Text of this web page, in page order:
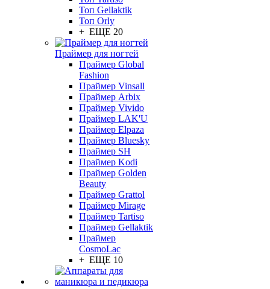
Топ Gellaktik
Топ Orly
+ ЕЩЕ 20
Праймер для ногтей
Праймер Global
Fashion
Праймер Vinsall
Праймер Arbix
Праймер Vivido
Праймер LAK'U
Праймер Elpaza
Праймер Bluesky
Праймер SH
Праймер Kodi
Праймер Golden
Beauty
Праймер Grattol
Праймер Mirage
Праймер Tartiso
Праймер Gellaktik
Праймер
CosmoLac
+ ЕЩЕ 10